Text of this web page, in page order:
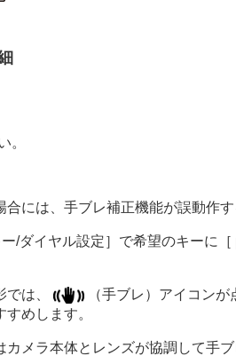
カス（ピント）を合わせる
カス機能を使う
度を選ぶ
影の設定
ブモードを使う（連写/セルフ
ーバル撮影機能
画質の静止画を撮影する
記録形式を設定する
。
合には、手ブレ補正機能が誤動作
/ダイヤル設定］ で希望のキーに ［
は、
（手ブレ）アイコン
めします。
カメラ本体とレンズが協調して手